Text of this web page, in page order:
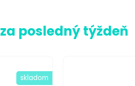
posledný týždeň
skladom